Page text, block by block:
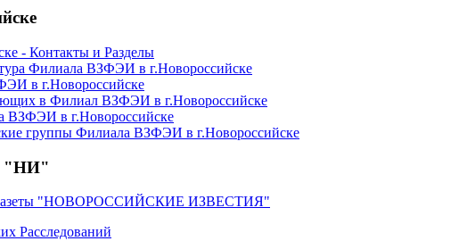
- Контакты и Разделы
Филиала ВЗФЭИ в г.Новороссийске
в г.Новороссийске
в Филиал ВЗФЭИ в г.Новороссийске
ВЗФЭИ в г.Новороссийске
группы Филиала ВЗФЭИ в г.Новороссийске
"НИ"
газеты "НОВОРОССИЙСКИЕ ИЗВЕСТИЯ"
Расследований